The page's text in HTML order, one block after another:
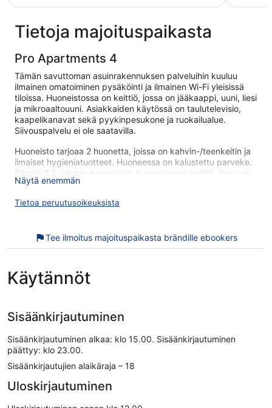
Tietoja majoituspaikasta
Pro Apartments 4
Tämän savuttoman asuinrakennuksen palveluihin kuuluu
ilmainen omatoiminen pysäköinti ja ilmainen Wi-Fi yleisissä
tiloissa. Huoneistossa on keittiö, jossa on jääkaappi, uuni, liesi
ja mikroaaltouuni. Asiakkaiden käytössä on taulutelevisio,
kaapelikanavat sekä pyykinpesukone ja ruokailualue.
Siivouspalvelu ei ole saatavilla.
Huoneisto tarjoaa 2 huonetta, joissa on kahvin-/teenkeitin ja
ilmaiset hygieniatuotteet. Huoneessa on kalustettu parveke.
Tämän 3,5 tähden huoneiston huoneissa on keittiö, jossa on
täysikokoinen jääkaappipakastin, liesi, mikroaaltouuni ja
Tämä huoneisto tarjoaa asiakkailleen huonehintaan sisältyvän
Tämä huoneistohotelli sijaitsee kävelymatkan päässä
esimerkiksi ilmaisen Wi-Fi-yhteyden yleisissä tiloissa ja
ilmaisen omatoimisen pysäköinnin. Tässä vuonna 2016
yhteyden ja keittiön.
Huoneistossa tarjoaa asiakkaille keittiön,
pyykinpesukoneen ja kalustetun parvekkeen
Ilmainen Wi-Fi
Ilmainen omatoiminen pysäköinti
Näytä enemmän
Tietoa peruutusoikeuksista
Tee ilmoitus majoituspaikasta brändille ebookers
Käytännöt
Sisäänkirjautuminen
Sisäänkirjautuminen alkaa: klo 15.00. Sisäänkirjautuminen
päättyy: klo 23.00.
Sisäänkirjautujien alaikäraja – 18
Uloskirjautuminen